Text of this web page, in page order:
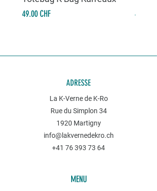
Prix
49.00 CHF Prix
49.00
ADRESSE
La K-Verne de K-Ro
Rue du Simplon 34
1920 Martigny
info@lakvernedekro.ch
+41 76 393 73 64
MENU